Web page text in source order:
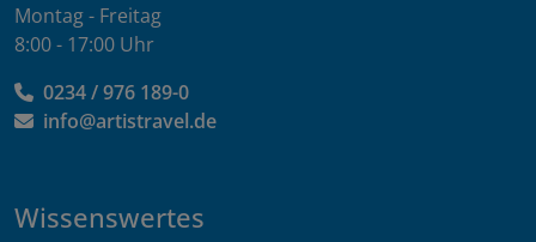
Montag - Freitag
8:00 - 17:00 Uhr
0234 / 976 189-0
info@artistravel.de
Wissenswertes